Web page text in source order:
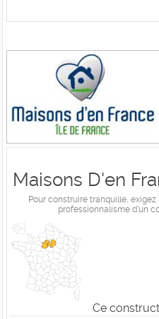
Maisons D'en
Pour construire tranquille,
professionnalisme d'un
Ce